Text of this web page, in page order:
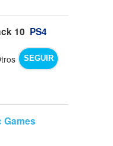
10 PS4
SEGUIR
Games